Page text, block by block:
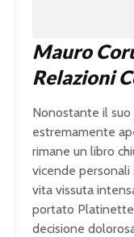
Mauro
Relazioni
Nonostante il suo
estremamente
rimane un libro
vicende personali
vita vissuta
portato Platinette
decisione